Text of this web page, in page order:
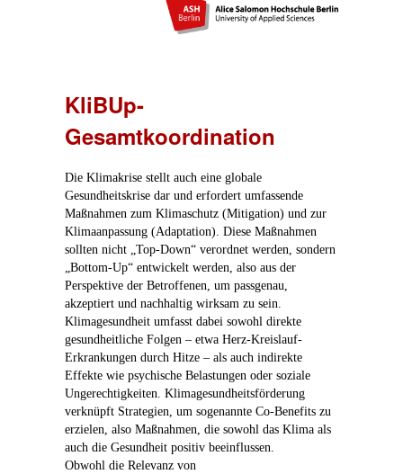
KliBUp-
Gesamtkoordination
Die Klimakrise stellt auch eine globale
Gesundheitskrise dar und erfordert umfassende
Maßnahmen zum Klimaschutz (Mitigation) und zur
Klimaanpassung (Adaptation). Diese Maßnahmen
sollten nicht „Top-Down“ verordnet werden, sondern
„Bottom-Up“ entwickelt werden, also aus der
Perspektive der Betroffenen, um passgenau,
akzeptiert und nachhaltig wirksam zu sein.
Klimagesundheit umfasst dabei sowohl direkte
gesundheitliche Folgen – etwa Herz-Kreislauf-
Erkrankungen durch Hitze – als auch indirekte
Effekte wie psychische Belastungen oder soziale
Ungerechtigkeiten. Klimagesundheitsförderung
verknüpft Strategien, um sogenannte Co-Benefits zu
erzielen, also Maßnahmen, die sowohl das Klima als
auch die Gesundheit positiv beeinflussen.
Obwohl die Relevanz von